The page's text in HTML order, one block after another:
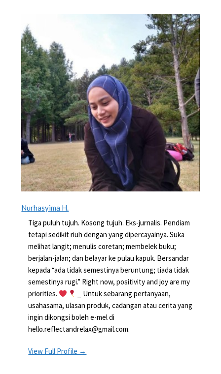
Nurhasyima H.
Tiga puluh tujuh. Kosong tujuh. Eks-jurnalis. Pendiam
tetapi sedikit riuh dengan yang dipercayainya. Suka
melihat langit; menulis coretan; membelek buku;
berjalan-jalan; dan belayar ke pulau kapuk. Bersandar
kepada “ada tidak semestinya beruntung; tiada tidak
semestinya rugi.” Right now, positivity and joy are my
priorities.
_ Untuk sebarang pertanyaan,
usahasama, ulasan produk, cadangan atau cerita yang
ingin dikongsi boleh e-mel di
hello.reflectandrelax@gmail.com.
View Full Profile →